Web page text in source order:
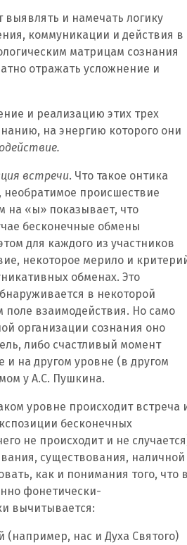
и намечать логику
коммуникации и действия в
матрицам сознания
отражать усложнение и
и реализацию этих трех
на энергию которого они
встречи. Что такое онтика
необратимое происшествие
на «ы» показывает, что
бесконечные обмены
для каждого из участников
некоторое мерило и
обменах. Это
в некоторой
поле взаимодействия. Но само
организации сознания оно
либо счастливый момент
на другом уровне (в другом
у А.С. Пушкина.
уровне происходит встреча
бесконечных
не происходит и не
существования, наличной
как и понимания того, что
фонетически-
вычитывается:
(например, нас и Духа Святого)